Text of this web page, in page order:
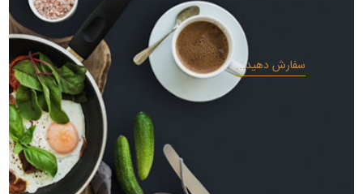
سفارش دهید...